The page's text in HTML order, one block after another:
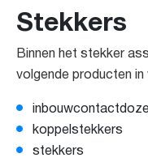
Stekkers
Binnen het stekker
volgende producten
koppelstekkers
stekkers